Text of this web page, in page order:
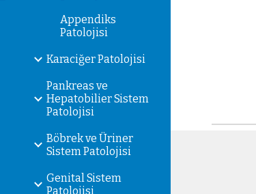
Appendiks
Patolojisi
Karaciğer Patolojisi
Pankreas ve
Hepatobilier Sistem
Patolojisi
Böbrek ve Üriner
Sistem Patolojisi
Genital Sistem
Patolojisi